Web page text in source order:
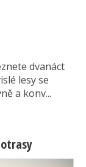
dvanáct
lesy se
a konv...